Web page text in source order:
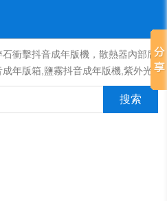
衝擊抖音成年版機，散熱器內部腐
年版箱,鹽霧抖音成年版機,紫外光
化抖音成年版箱，沙塵抖音成年版
材料燃燒抖音成年版機